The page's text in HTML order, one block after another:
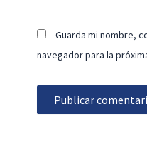
Guarda mi nombre,
navegador para la